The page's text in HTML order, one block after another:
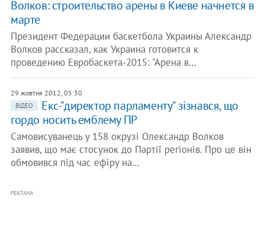
Волков: строительство арены в Киеве начнется в
марте
Президент Федерации баскетбола Украины Александр
Волков рассказал, как Украина готовится к
проведению Евробаскета-2015: "Арена в…
29 жовтня 2012, 05:30
ВІДЕО
Екс-"директор парламенту" зізнався, що
гордо носить емблему ПР
Самовисуванець у 158 окрузі Олександр Волков
заявив, що має стосунок до Партії регіонів. Про це він
обмовився під час ефіру на…
РЕКЛАМА